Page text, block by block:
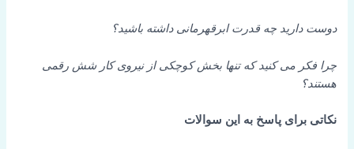
دوست دارید چه قدرت ابرقهرمانی داشته باشید؟
چرا فکر می کنید که تنها بخش کوچکی از نیروی کار شش رقمی
هستند؟
نکاتی برای پاسخ به این سوالات